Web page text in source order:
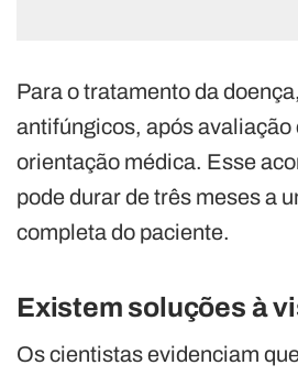
Para o tratamento da
antifúngicos, após avaliação
orientação médica. Esse
pode durar de três meses a
completa do paciente.
Existem soluções à
Os cientistas evidenciam